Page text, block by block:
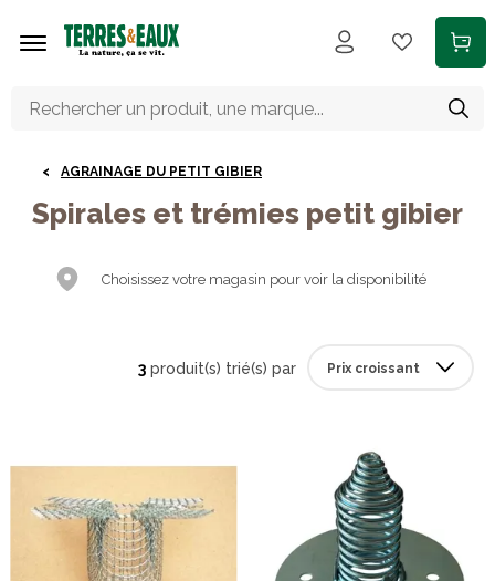
AGRAINAGE DU PETIT GIBIER
Spirales et trémies petit gibier
Choisissez votre magasin pour voir la disponibilité
3 produit(s) trié(s) par